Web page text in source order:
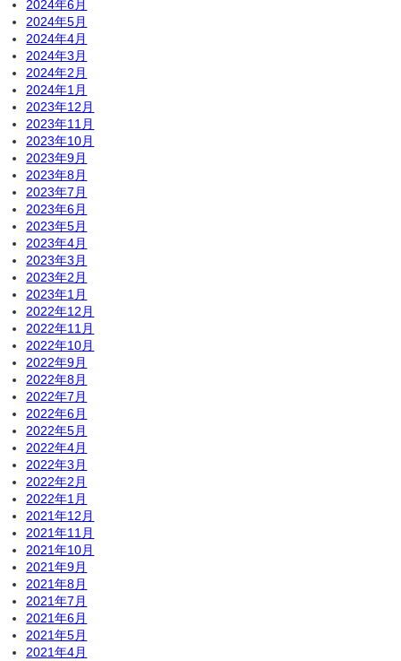
2024年6月
2024年5月
2024年4月
2024年3月
2024年2月
2024年1月
2023年12月
2023年11月
2023年10月
2023年9月
2023年8月
2023年7月
2023年6月
2023年5月
2023年4月
2023年3月
2023年2月
2023年1月
2022年12月
2022年11月
2022年10月
2022年9月
2022年8月
2022年7月
2022年6月
2022年5月
2022年4月
2022年3月
2022年2月
2022年1月
2021年12月
2021年11月
2021年10月
2021年9月
2021年8月
2021年7月
2021年6月
2021年5月
2021年4月